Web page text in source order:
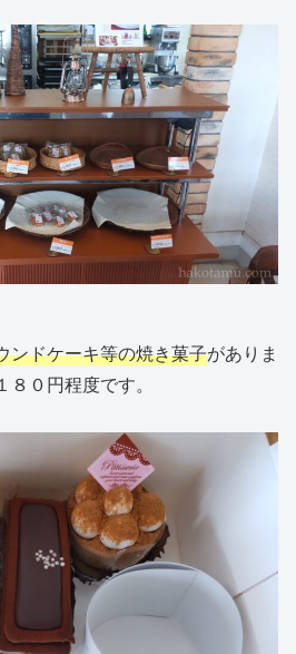
ンドケーキ等の焼き菓子がありま
０円程度です。